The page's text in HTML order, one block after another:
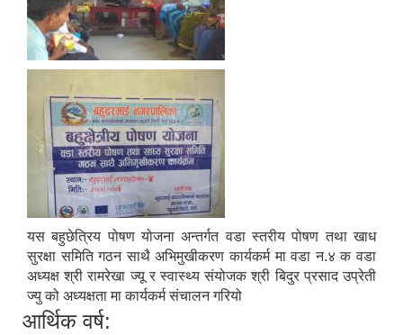
यस बहुछेत्रिय पोषण योजना अन्तर्गत वडा स्तरीय पोषण तथा खाध
सुरक्षा समिति गठन साथै अभिमुखीकरण कार्यकर्म मा वडा न.४ क वडा
अध्यक्ष श्री रामरेखा ज्यू र स्वास्थ्य संयोजक श्री बिदुर प्रसाद उप्रेती
ज्यु को अध्यक्षता मा कार्यकर्म संचालन गरियो
आर्थिक वर्ष: